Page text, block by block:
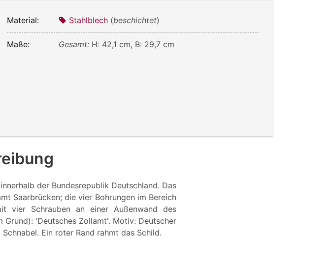
Material: Stahlblech (beschichtet)
Maße: Gesamt: H: 42,1 cm, B: 29,7 cm
der Bundesrepublik Deutschland. Das
Saarbrücken; die vier Bohrungen im Bereich
vier Schrauben an einer Außenwand des
'Deutsches Zollamt'. Motiv: Deutscher
Ein roter Rand rahmt das Schild.